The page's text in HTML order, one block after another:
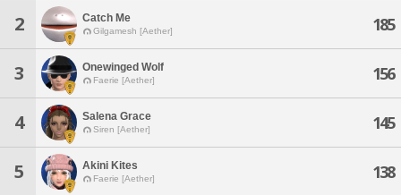
2 Catch Me
Gilgamesh [Aether] 185
3 Onewinged Wolf
Faerie [Aether] 156
4 Salena Grace
Siren [Aether] 145
5 Akini Kites
Faerie [Aether] 138